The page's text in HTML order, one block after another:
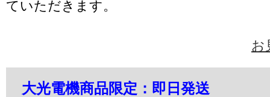
ていただきます。
お
大光電機商品限定：即日発送